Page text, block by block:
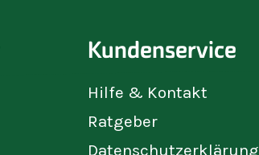
Kundenservice
Hilfe & Kontakt
Ratgeber
Datenschutzerklärung